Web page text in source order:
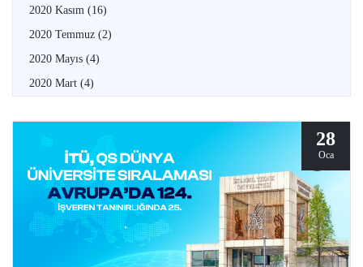
2020 Kasım (16)
2020 Temmuz (2)
2020 Mayıs (4)
2020 Mart (4)
28
Oca